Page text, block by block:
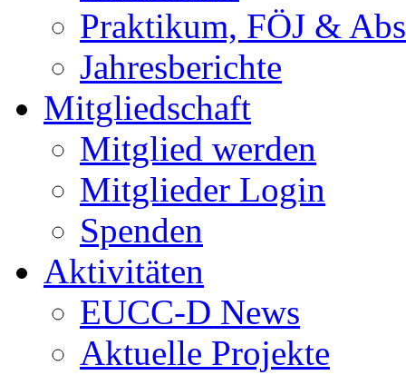
Praktikum, FÖJ &
Jahresberichte
Mitgliedschaft
Mitglied werden
Mitglieder Login
Spenden
Aktivitäten
EUCC-D News
Aktuelle Projekte